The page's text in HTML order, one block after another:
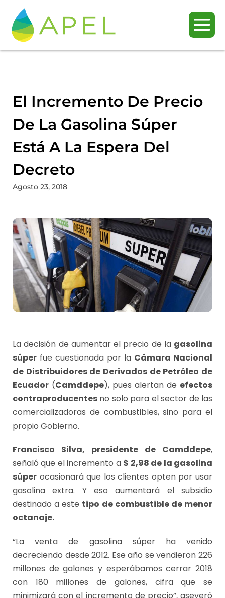
El Incremento De Precio
De La Gasolina Súper
Está A La Espera Del
Decreto
Agosto 23, 2018
La decisión de aumentar el precio de la gasolina
súper fue cuestionada por la Cámara Nacional
de Distribuidores de Derivados de Petróleo de
Ecuador (Camddepe), pues alertan de efectos
contraproducentes no solo para el sector de las
comercializadoras de combustibles, sino para el
propio Gobierno.
Francisco Silva, presidente de Camddepe,
señaló que el incremento a $ 2,98 de la gasolina
súper ocasionará que los clientes opten por usar
gasolina extra. Y eso aumentará el subsidio
destinado a este tipo de combustible de menor
octanaje.
“La venta de gasolina súper ha venido
decreciendo desde 2012. Ese año se vendieron 226
millones de galones y esperábamos cerrar 2018
con 180 millones de galones, cifra que se